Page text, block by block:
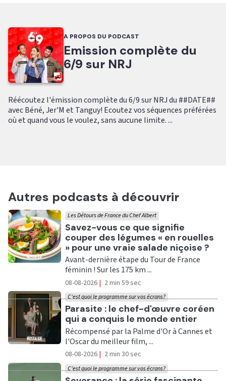
A PROPOS DU PODCAST
Emission complète du
6/9 sur NRJ
Réécoutez l'émission complète du 6/9 sur NRJ du ##DATE##
avec Béné, Jer'M et Tanguy! Ecoutez vos séquences préférées
où et quand vous le voulez, sans aucune limite. ...
Autres podcasts à découvrir
Ecouter
Savez-vous ce que signifie
couper des légumes « en rouelles
» pour une vraie salade niçoise ?
Les Détours de France du Chef Albert
Avant-dernière étape du Tour de France
féminin ! Sur les 175 km ...
08-08-2026 | 2 min 59 sec
Ecouter
Parasite : le chef-d'œuvre coréen
qui a conquis le monde entier
C'est quoi le programme sur vos écrans?
Récompensé par la Palme d'Or à Cannes et
l'Oscar du meilleur film, ...
08-08-2026 | 2 min 30 sec
C'est quoi le programme sur vos écrans?